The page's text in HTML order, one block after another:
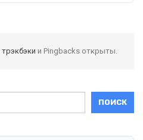
трэкбэки и Pingbacks открыты.
ПОИСК